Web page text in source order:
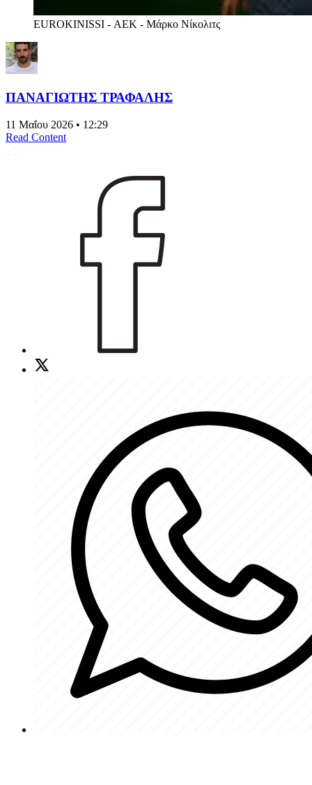
EUROKINISSI - ΑΕΚ - Μάρκο Νίκολιτς
ΠΑΝΑΓΙΩΤΗΣ ΤΡΑΦΑΛΗΣ
11 Μαΐου 2026 • 12:29
Read Content